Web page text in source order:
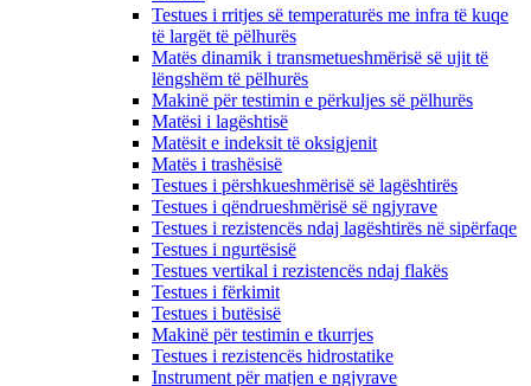
Testues i rritjes së temperaturës me infra të kuqe
të largët të pëlhurës
Matës dinamik i transmetueshmërisë së ujit të
lëngshëm të pëlhurës
Makinë për testimin e përkuljes së pëlhurës
Matësi i lagështisë
Matësit e indeksit të oksigjenit
Matës i trashësisë
Testues i përshkueshmërisë së lagështirës
Testues i qëndrueshmërisë së ngjyrave
Testues i rezistencës ndaj lagështirës në sipërfaqe
Testues i ngurtësisë
Testues vertikal i rezistencës ndaj flakës
Testues i fërkimit
Testues i butësisë
Makinë për testimin e tkurrjes
Testues i rezistencës hidrostatike
Instrument për matjen e ngjyrave